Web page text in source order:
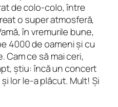
de colo-colo, între
o super atmosferă,
în vremurile bune,
4000 de oameni și cu
. Cam ce să mai ceri,
știu: încă un concert
lor le-a plăcut. Mult! Și